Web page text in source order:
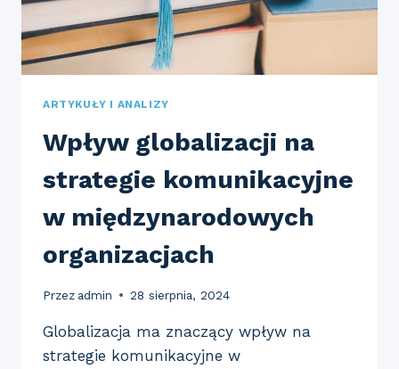
ARTYKUŁY I ANALIZY
Wpływ globalizacji na
strategie komunikacyjne
w międzynarodowych
organizacjach
Przez admin 28 sierpnia, 2024
Globalizacja ma znaczący wpływ na
strategie komunikacyjne w